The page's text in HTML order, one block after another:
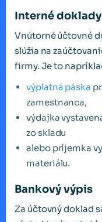
Interné doklady
Vnútorné účtovné
slúžia na
firmy. Je to
výplatná páska
zamestnanca,
výdajka
zo skladu
alebo príjemka
materiálu.
Bankový výpis
Za účtovný doklad